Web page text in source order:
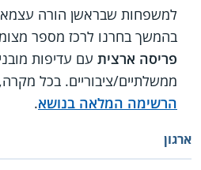
למשפחות שבראשן הורה
בהמשך בחרנו לרכז מספר
פריסה ארצית עם עדיפות
ממשלתיים/ציבוריים. בכל
הרשימה המלאה בנושא.
ארגון